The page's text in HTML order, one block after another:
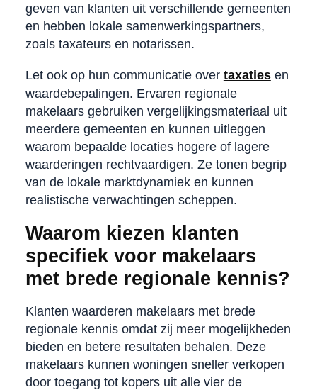
geven van klanten uit verschillende gemeenten
en hebben lokale samenwerkingspartners,
zoals taxateurs en notarissen.
Let ook op hun communicatie over taxatiesen
waardebepalingen. Ervaren regionale
makelaars gebruiken vergelijkingsmateriaal uit
meerdere gemeenten en kunnen uitleggen
waarom bepaalde locaties hogere of lagere
waarderingen rechtvaardigen. Ze tonen begrip
van de lokale marktdynamiek en kunnen
realistische verwachtingen scheppen.
Waarom kiezen klanten
specifiek voor makelaars
met brede regionale kennis?
Klanten waarderen makelaars met brede
regionale kennis omdat zij meer mogelijkheden
bieden en betere resultaten behalen. Deze
makelaars kunnen woningen sneller verkopen
door toegang tot kopers uit alle vier de